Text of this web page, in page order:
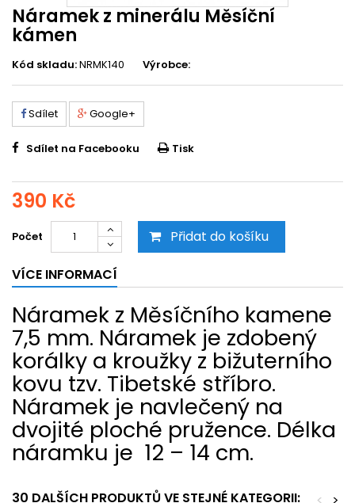
Náramek z minerálu Měsíční
kámen
Kód skladu:NRMK140 Výrobce:
Sdílet Google+
Sdílet na Facebooku Tisk
390 Kč
Počet Přidat do košíku
VÍCE INFORMACÍ
Náramek z Měsíčního kamene
7,5 mm. Náramek je zdobený
korálky a kroužky z bižuterního
kovu tzv. Tibetské stříbro.
Náramek je navlečený na
dvojité ploché pružence. Délka
náramku je 12 – 14 cm.
30 DALŠÍCH PRODUKTŮ VE STEJNÉ KATEGORII: